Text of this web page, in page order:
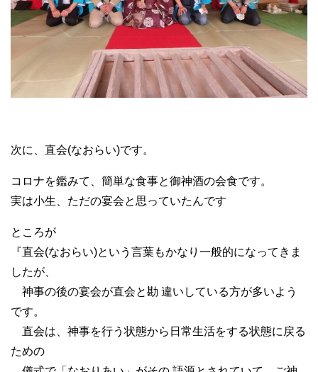
次に、直会(なおらい)です。
コロナを鑑みて、簡単な食事と御神酒の会食です。
実は小生、ただの宴会と思っていたんです
ところが
『直会(なおらい)という言葉もかなり一般的になってきま
したが、
神事の後の宴会が直会と勘 違いしている方が多いよう
です。
直会は、神事を行う状態から日常生活をする状態に戻る
ための